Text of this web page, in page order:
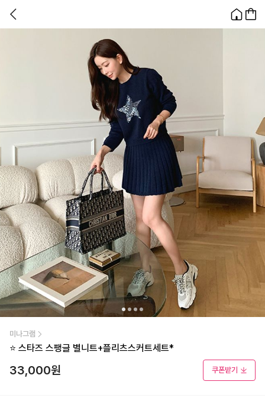
미나그램
⭐ 스타즈 스팽글 별니트+플리츠스커트세트*
33,000원 쿠폰받기